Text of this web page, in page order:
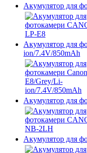
Акумулятор для
Акумулятор для
ion/7.4V/850mAh
Акумулятор для
Акумулятор для